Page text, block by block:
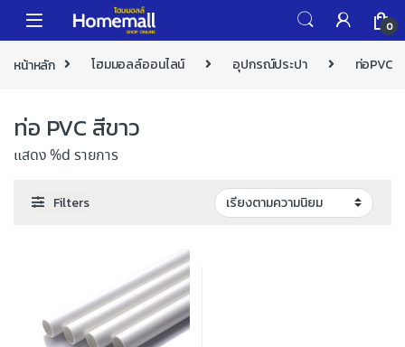
Skip to navigation
Skip to content
0
หน้าหลัก โฮมมอลล์ออนไลน์ อุปกรณ์ประปา ท่อPVC
ท่อ PVC สีขาว
แสดง %d รายการ
Filters